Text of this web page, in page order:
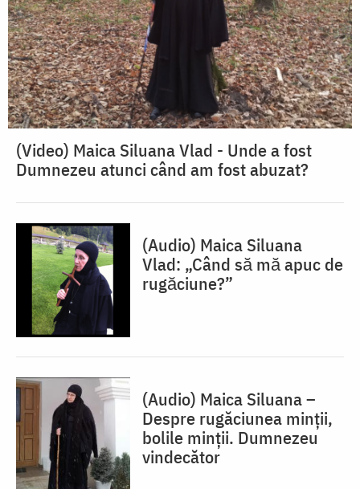
(Video) Maica Siluana Vlad - Unde a fost
Dumnezeu atunci când am fost abuzat?
(Audio) Maica Siluana
Vlad: „Când să mă apuc de
rugăciune?”
(Audio) Maica Siluana –
Despre rugăciunea minții,
bolile minții. Dumnezeu
vindecător